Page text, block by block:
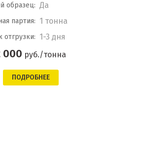
образец: Да
партия: 1 тонна
отгрузки: 1-3 дня
000 руб./тонна
ПОДРОБНЕЕ